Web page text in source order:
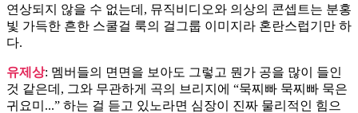
연상되지 않을 수 없는데, 뮤직비디오와 의상의 콘셉트는 분홍
빛 가득한 흔한 스쿨걸 룩의 걸그룹 이미지라 혼란스럽기만 하
다.
유제상: 멤버들의 면면을 보아도 그렇고 뭔가 공을 많이 들인
것 같은데, 그와 무관하게 곡의 브리지에 “묵찌빠 묵찌빠 묵은
귀요미...” 하는 걸 듣고 있노라면 심장이 진짜 물리적인 힘으